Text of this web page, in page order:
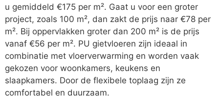
u gemiddeld €175 per m². Gaat u voor een groter
project, zoals 100 m², dan zakt de prijs naar €78 per
m². Bij oppervlakken groter dan 200 m² is de prijs
vanaf €56 per m². PU gietvloeren zijn ideaal in
combinatie met vloerverwarming en worden vaak
gekozen voor woonkamers, keukens en
slaapkamers. Door de flexibele toplaag zijn ze
comfortabel en duurzaam.